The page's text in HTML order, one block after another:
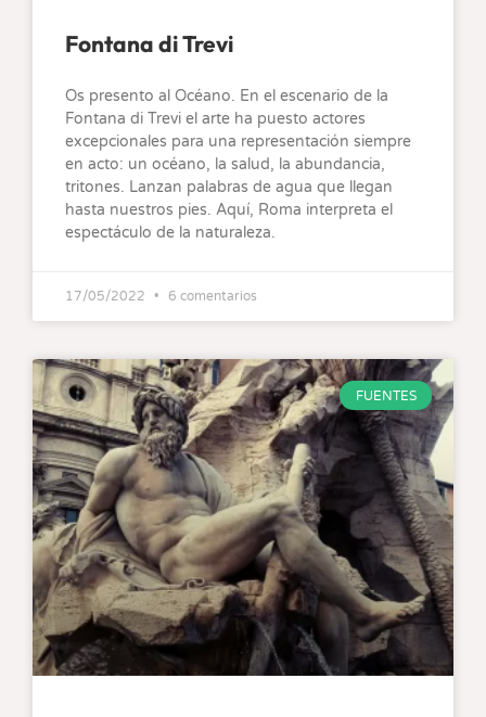
Fontana di Trevi
Os presento al Océano. En el escenario de la
Fontana di Trevi el arte ha puesto actores
excepcionales para una representación siempre
en acto: un océano, la salud, la abundancia,
tritones. Lanzan palabras de agua que llegan
hasta nuestros pies. Aquí, Roma interpreta el
espectáculo de la naturaleza.
17/05/2022 6 comentarios
FUENTES